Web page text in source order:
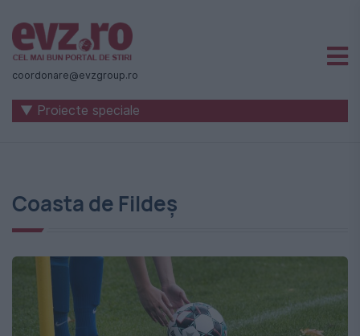
Știri
naționale
internaționale
-
Evenimentul
Zilei
coordonare@evzgroup.ro
▼ Proiecte speciale
Coasta de Fildeș